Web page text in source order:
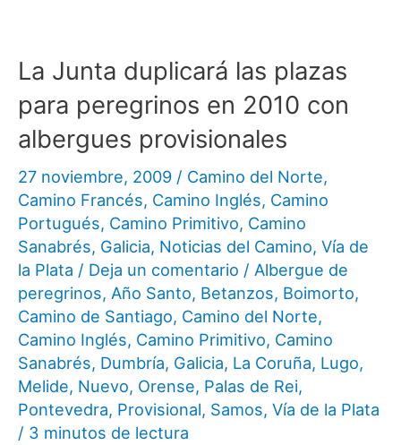
La Junta duplicará las plazas
para peregrinos en 2010 con
albergues provisionales
27 noviembre, 2009 / Camino del Norte,
Camino Francés, Camino Inglés, Camino
Portugués, Camino Primitivo, Camino
Sanabrés, Galicia, Noticias del Camino, Vía de
la Plata / Deja un comentario / Albergue de
peregrinos, Año Santo, Betanzos, Boimorto,
Camino de Santiago, Camino del Norte,
Camino Inglés, Camino Primitivo, Camino
Sanabrés, Dumbría, Galicia, La Coruña, Lugo,
Melide, Nuevo, Orense, Palas de Rei,
Pontevedra, Provisional, Samos, Vía de la Plata
/ 3 minutos de lectura